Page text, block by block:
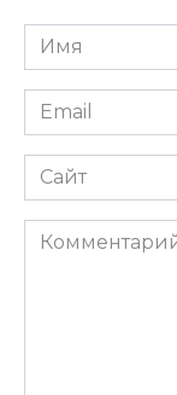
Имя
*
Email
*
Сайт
Комментарий